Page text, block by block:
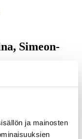
ja mainosten
Simeon-
vuosittaiseen
koulutukset